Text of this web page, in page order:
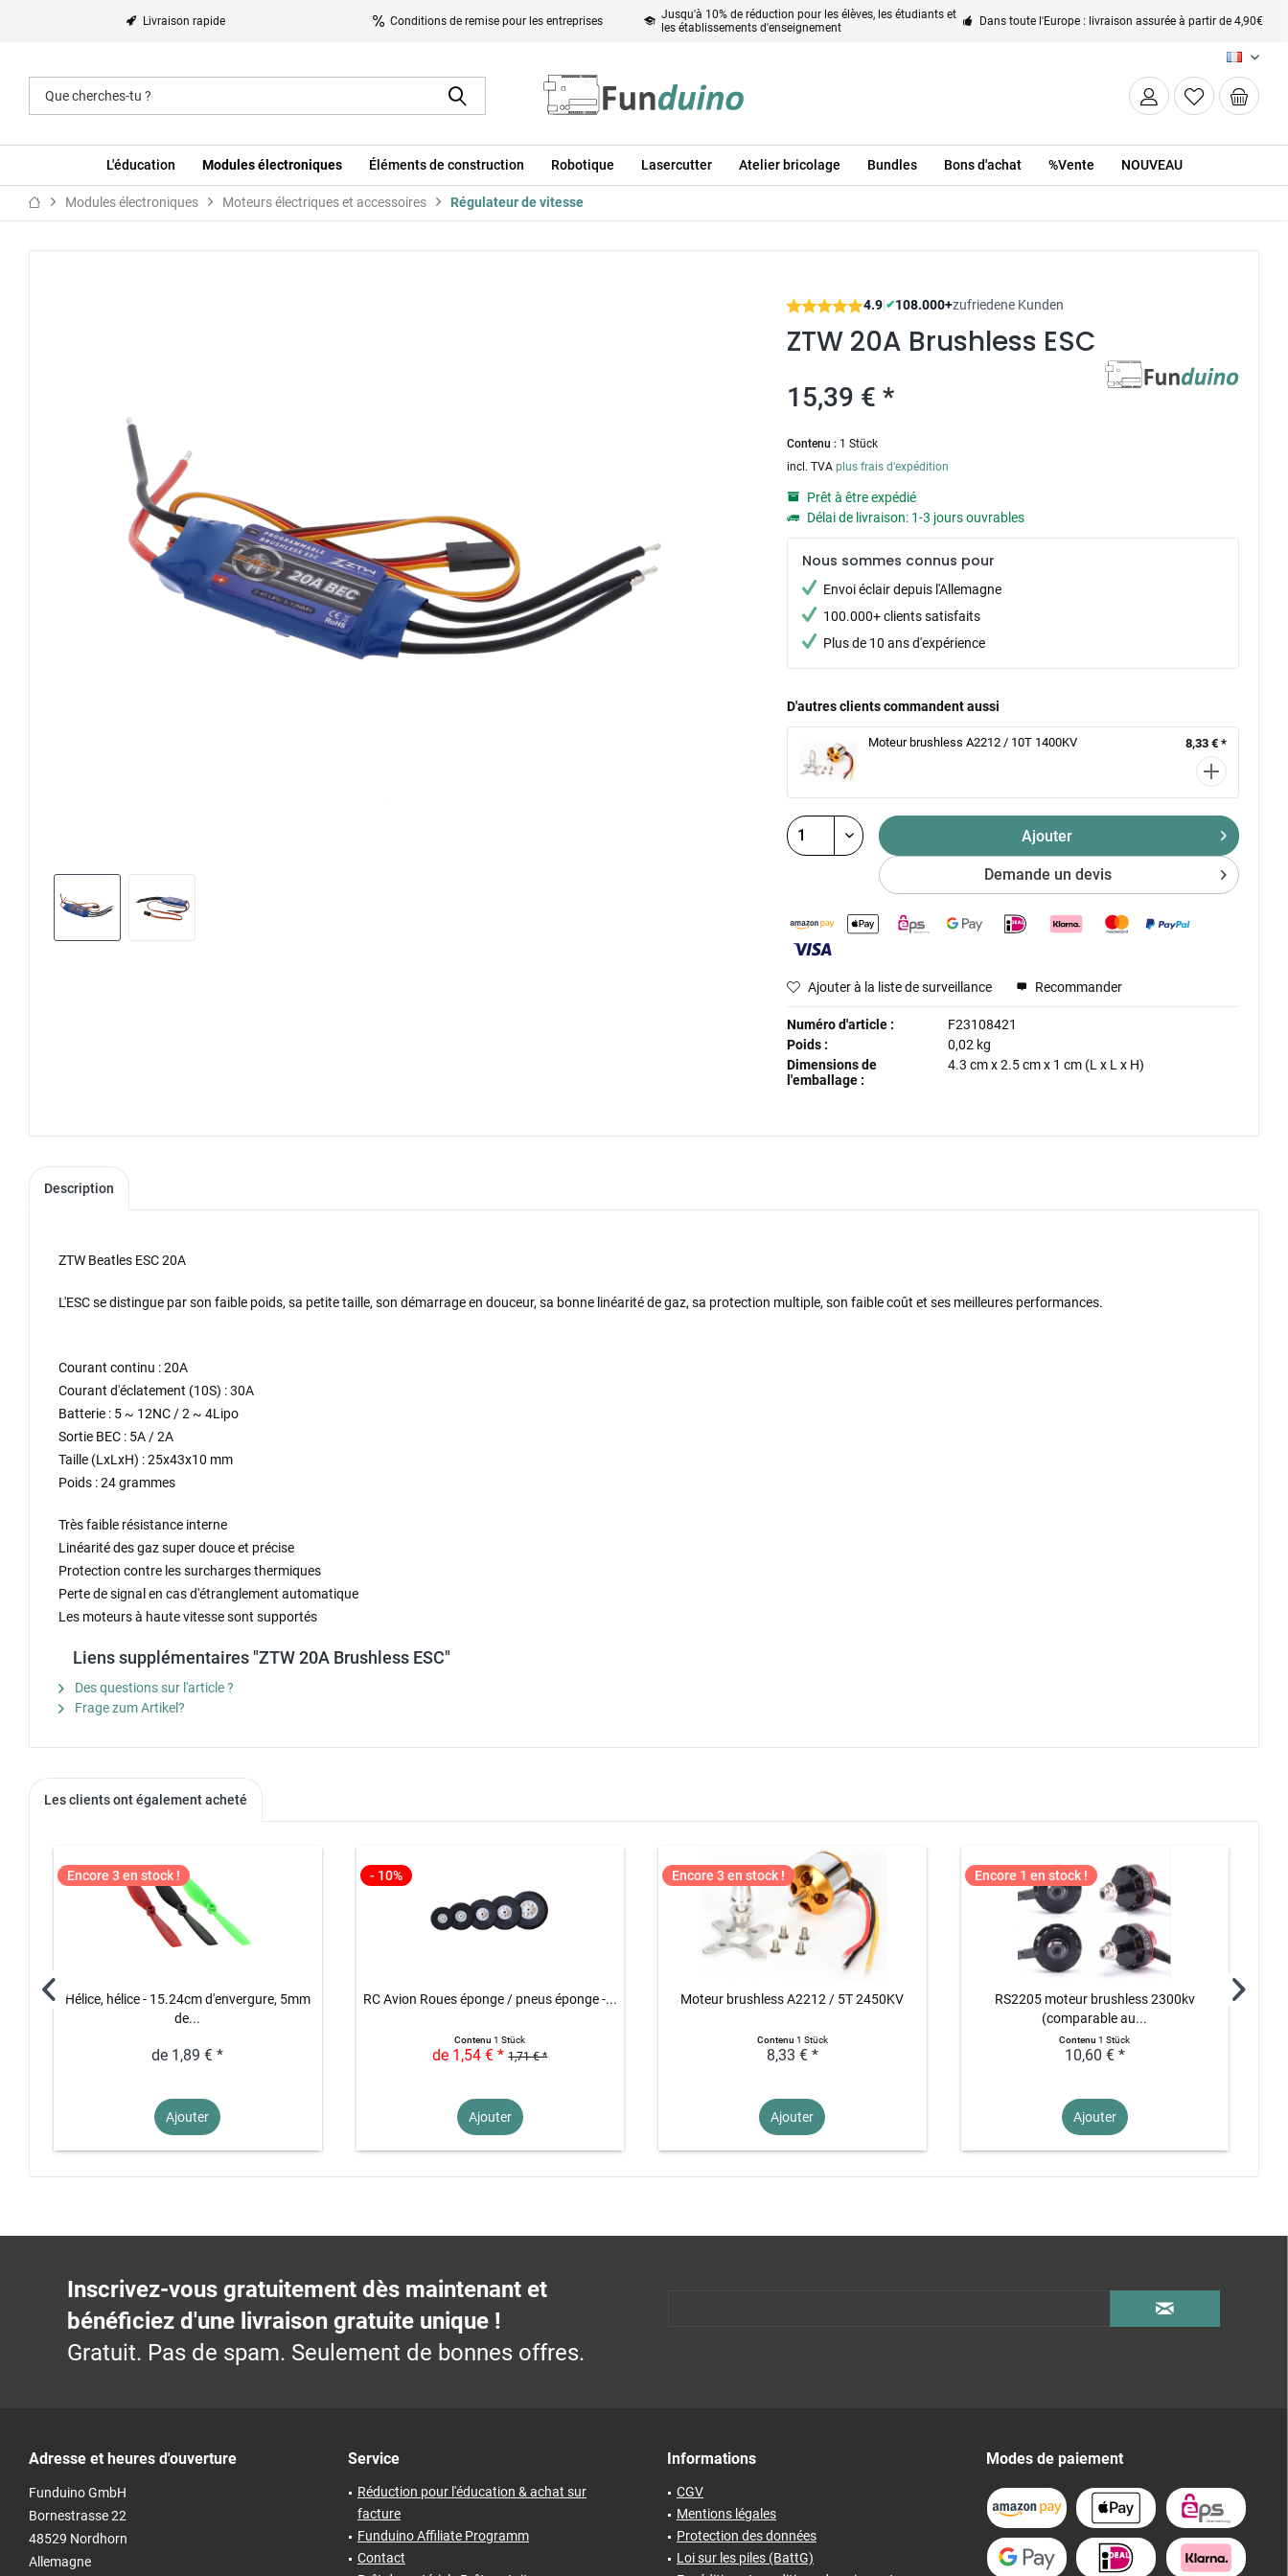
Livraison rapide Conditions de remise pour les entreprises
Jusqu'à 10% de réduction pour les élèves, les étudiants et
les établissements d'enseignement
Dans toute l'Europe : livraison assurée à partir de 4,90€
FR
L'éducation Modules électroniques Éléments de construction Robotique Lasercutter Atelier bricolage Bundles Bons d'achat %Vente NOUVEAU
Modules électroniques Moteurs électriques et accessoires Régulateur de vitesse
4.9|✔108.000+zufriedene Kunden
ZTW 20A Brushless ESC
15,39 € *
Contenu : 1 Stück
incl. TVAplus frais d'expédition
Prêt à être expédié
Délai de livraison: 1-3 jours ouvrables
Nous sommes connus pour
Envoi éclair depuis l'Allemagne
100.000+ clients satisfaits
Plus de 10 ans d'expérience
D'autres clients commandent aussi
Moteur brushless A2212 / 10T 1400KV 8,33 € *
Ajouter
Demande un devis
Ajouter à la liste de surveillance Recommander
Numéro d'article :
F23108421
Poids :
0,02 kg
Dimensions de
l'emballage :
4.3 cmx2.5 cmx 1 cm (L x L x H)
Description
ZTW Beatles ESC 20A
L'ESC se distingue par son faible poids, sa petite taille, son démarrage en douceur, sa bonne linéarité de gaz, sa protection multiple, son faible coût et ses meilleures performances.
Courant continu : 20A
Courant d'éclatement (10S) : 30A
Batterie : 5 ~ 12NC / 2 ~ 4Lipo
Sortie BEC : 5A / 2A
Taille (LxLxH) : 25x43x10 mm
Poids : 24 grammes
Très faible résistance interne
Linéarité des gaz super douce et précise
Protection contre les surcharges thermiques
Perte de signal en cas d'étranglement automatique
Les moteurs à haute vitesse sont supportés
Liens supplémentaires "ZTW 20A Brushless ESC"
Des questions sur l'article ?
Frage zum Artikel?
Les clients ont également acheté
Encore 3 en stock !
Hélice, hélice - 15.24cm d'envergure, 5mm
de...
de 1,89 € *
Ajouter
- 10%
RC Avion Roues éponge / pneus éponge -...
Contenu1 Stück
de 1,54 € * 1,71 € *
Ajouter
Encore 3 en stock !
Moteur brushless A2212 / 5T 2450KV
Contenu 1 Stück
8,33 € *
Ajouter
Encore 1 en stock !
RS2205 moteur brushless 2300kv
(comparable au...
Contenu1 Stück
10,60 € *
Ajouter
Inscrivez-vous gratuitement dès maintenant et
bénéficiez d'une livraison gratuite unique !
Gratuit. Pas de spam. Seulement de bonnes offres.
Adresse et heures d'ouverture
Funduino GmbH
Bornestrasse 22
48529 Nordhorn
Allemagne
Service
Réduction pour l'éducation & achat sur
facture
Funduino Affiliate Programm
Contact
Informations
CGV
Mentions légales
Protection des données
Loi sur les piles (BattG)
Modes de paiement